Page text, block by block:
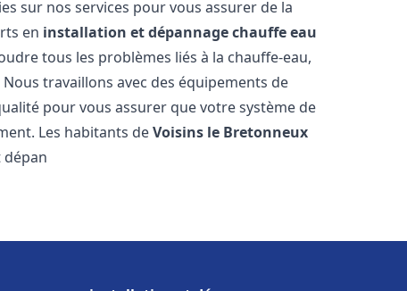
sur nos services pour vous assurer de la
en installation et dépannage chauffe eau
tous les problèmes liés à la chauffe-eau,
travaillons avec des équipements de
pour vous assurer que votre système de
Les habitants deVoisins le Bretonneux